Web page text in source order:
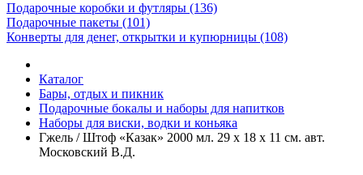
Подарочные коробки и футляры (136)
Подарочные пакеты (101)
Конверты для денег, открытки и купюрницы (108)
Каталог
Бары, отдых и пикник
Подарочные бокалы и наборы для напитков
Наборы для виски, водки и коньяка
Гжель / Штоф «Казак» 2000 мл. 29 х 18 х 11 см. авт.
Московский В.Д.